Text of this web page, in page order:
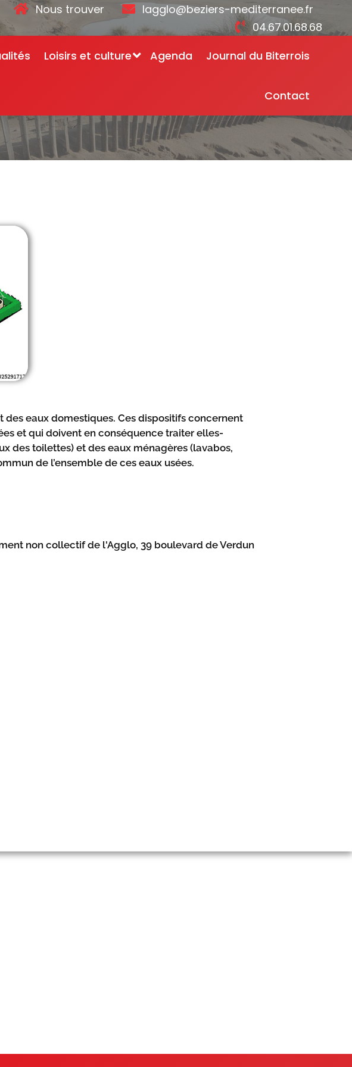
Nous trouver
lagglo@beziers-mediterranee.fr
04.67.01.68.68
Loisirs et culture Agenda Journal du Biterrois
Contact
-Assainissement non collectif
eaux domestiques. Ces dispositifs concernent
et qui doivent en conséquence traiter elles-
des toilettes) et des eaux ménagères (lavabos,
de l’ensemble de ces eaux usées.
non collectif de l'Agglo, 39 boulevard de Verdun